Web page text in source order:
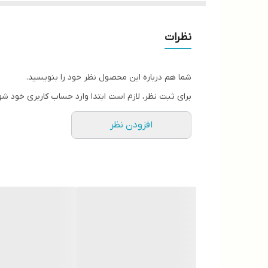
نظرات
شما هم درباره این محصول نظر خود را بنویسید.
برای ثبت نظر، لازم است ابتدا وارد حساب کاربری خود
افزودن نظر